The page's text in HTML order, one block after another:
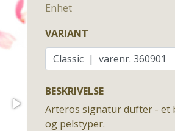
Enhet
VARIANT
BESKRIVELSE
Arteros signatur dufter - et
og pelstyper.